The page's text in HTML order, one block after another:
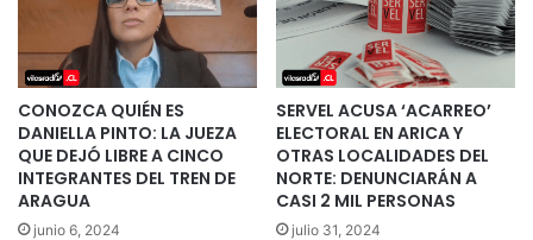
CONOZCA QUIÉN ES
DANIELLA PINTO: LA JUEZA
QUE DEJÓ LIBRE A CINCO
INTEGRANTES DEL TREN DE
ARAGUA
junio 6, 2024
SERVEL ACUSA ‘ACARREO’
ELECTORAL EN ARICA Y
OTRAS LOCALIDADES DEL
NORTE: DENUNCIARÁN A
CASI 2 MIL PERSONAS
julio 31, 2024